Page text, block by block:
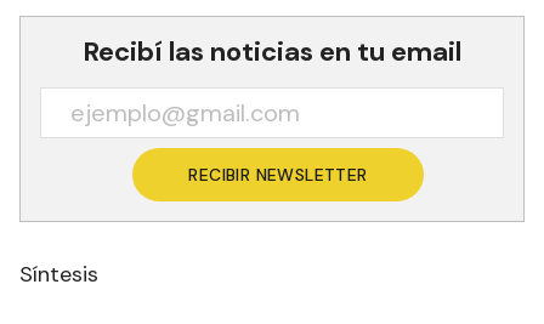
Recibí las noticias en tu email
RECIBIR NEWSLETTER
Síntesis